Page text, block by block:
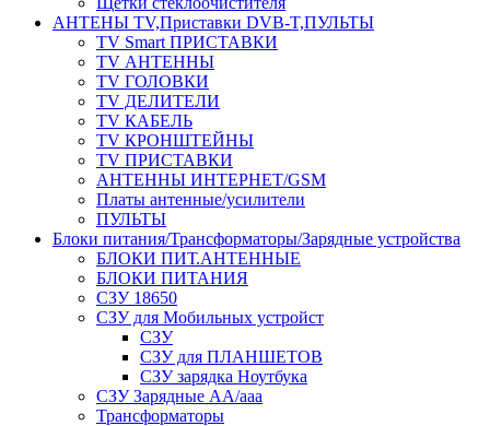
АНТЕНЫ ТV,Приставки DVB-T,ПУЛЬТЫ
TV Smart ПРИСТАВКИ
TV АНТЕННЫ
TV ГОЛОВКИ
TV ДЕЛИТЕЛИ
TV КАБЕЛЬ
TV КРОНШТЕЙНЫ
TV ПРИСТАВКИ
АНТЕННЫ ИНТЕРНЕТ/GSM
Платы антенные/усилители
ПУЛЬТЫ
Блоки питания/Трансформаторы/Зарядные устройства
БЛОКИ ПИТ.АНТЕННЫЕ
БЛОКИ ПИТАНИЯ
СЗУ 18650
СЗУ для Мобильных устройст
СЗУ
СЗУ для ПЛАНШЕТОВ
СЗУ зарядка Ноутбука
СЗУ Зарядные АА/ааа
Трансформаторы